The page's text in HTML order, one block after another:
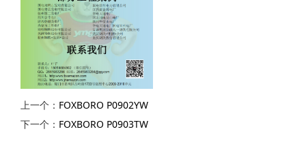
上一个： FOXBORO P0902YW
下一个： FOXBORO P0903TW